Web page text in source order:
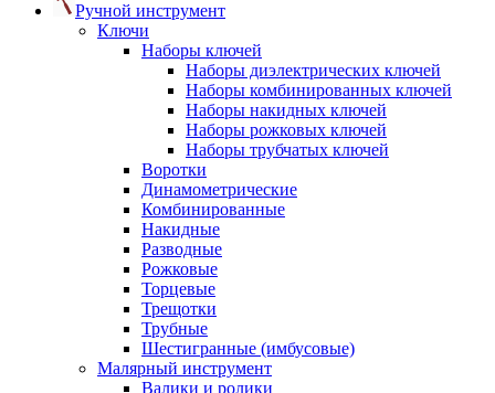
Ручной инструмент
Ключи
Наборы ключей
Наборы диэлектрических ключей
Наборы комбинированных ключей
Наборы накидных ключей
Наборы рожковых ключей
Наборы трубчатых ключей
Воротки
Динамометрические
Комбинированные
Накидные
Разводные
Рожковые
Торцевые
Трещотки
Трубные
Шестигранные (имбусовые)
Малярный инструмент
Валики и ролики